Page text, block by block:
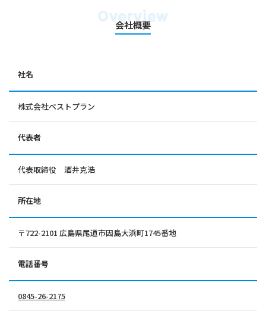
Overview
会社概要
社名
株式会社ベストプラン
代表者
代表取締役 酒井克浩
所在地
〒722-2101 広島県尾道市因島大浜町1745番地
電話番号
0845-26-2175